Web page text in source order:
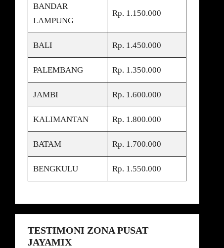
BANDAR
LAMPUNG
Rp. 1.150.000
BALI Rp. 1.450.000
PALEMBANG Rp. 1.350.000
JAMBI Rp. 1.600.000
KALIMANTAN Rp. 1.800.000
BATAM Rp. 1.700.000
BENGKULU Rp. 1.550.000
TESTIMONI ZONA PUSAT
JAYAMIX